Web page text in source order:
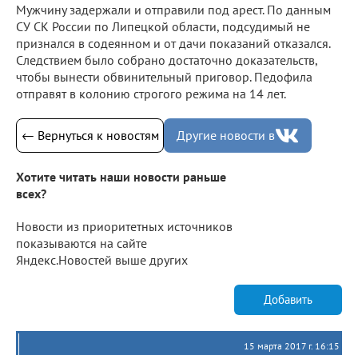
Мужчину задержали и отправили под арест. По данным
СУ СК России по Липецкой области, подсудимый не
признался в содеянном и от дачи показаний отказался.
Следствием было собрано достаточно доказательств,
чтобы вынести обвинительный приговор. Педофила
отправят в колонию строгого режима на 14 лет.
← Вернуться к новостям Другие новости в
Хотите читать наши новости раньше
всех?
Новости из приоритетных источников
показываются на сайте
Яндекс.Новостей выше других
Добавить
15 марта 2017 г. 16:15